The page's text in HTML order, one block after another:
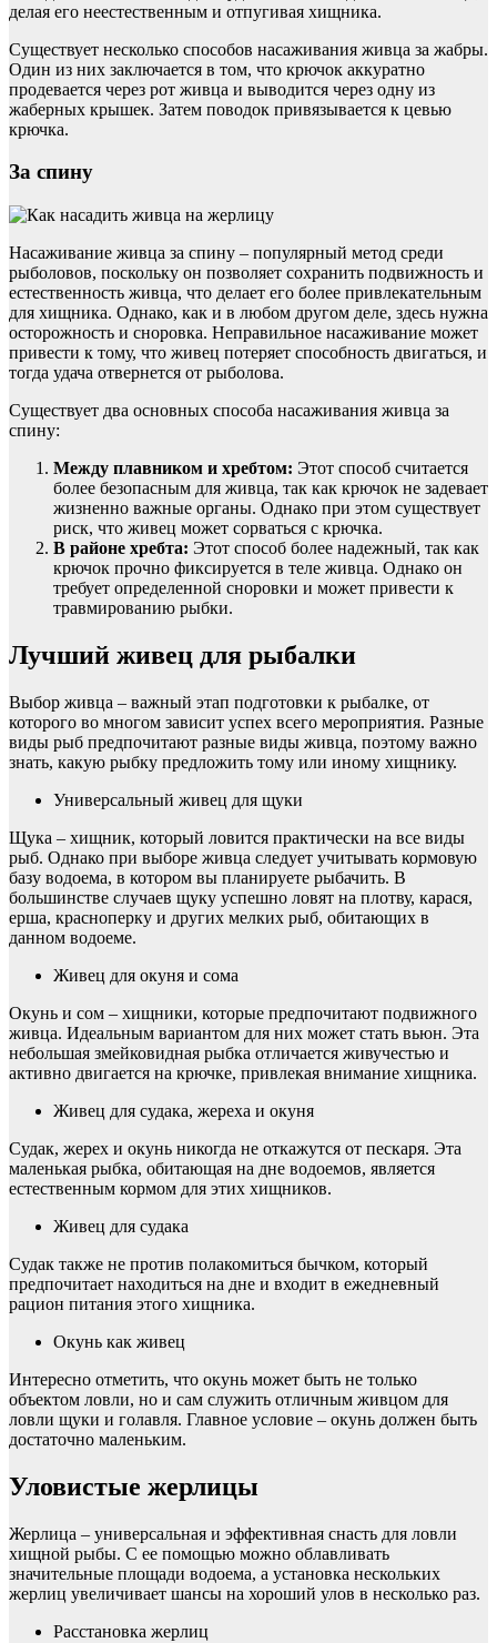
делая его неестественным и отпугивая хищника.
Существует несколько способов насаживания живца за жабры.
Один из них заключается в том, что крючок аккуратно
продевается через рот живца и выводится через одну из
жаберных крышек. Затем поводок привязывается к цевью
крючка.
За спину
Насаживание живца за спину – популярный метод среди
рыболовов, поскольку он позволяет сохранить подвижность и
естественность живца, что делает его более привлекательным
для хищника. Однако, как и в любом другом деле, здесь нужна
осторожность и сноровка. Неправильное насаживание может
привести к тому, что живец потеряет способность двигаться, и
тогда удача отвернется от рыболова.
Существует два основных способа насаживания живца за
спину:
Между плавником и хребтом: Этот способ считается
более безопасным для живца, так как крючок не задевает
жизненно важные органы. Однако при этом существует
риск, что живец может сорваться с крючка.
В районе хребта: Этот способ более надежный, так как
крючок прочно фиксируется в теле живца. Однако он
требует определенной сноровки и может привести к
травмированию рыбки.
Лучший живец для рыбалки
Выбор живца – важный этап подготовки к рыбалке, от
которого во многом зависит успех всего мероприятия. Разные
виды рыб предпочитают разные виды живца, поэтому важно
знать, какую рыбку предложить тому или иному хищнику.
Универсальный живец для щуки
Щука – хищник, который ловится практически на все виды
рыб. Однако при выборе живца следует учитывать кормовую
базу водоема, в котором вы планируете рыбачить. В
большинстве случаев щуку успешно ловят на плотву, карася,
ерша, красноперку и других мелких рыб, обитающих в
данном водоеме.
Живец для окуня и сома
Окунь и сом – хищники, которые предпочитают подвижного
живца. Идеальным вариантом для них может стать вьюн. Эта
небольшая змейковидная рыбка отличается живучестью и
активно двигается на крючке, привлекая внимание хищника.
Живец для судака, жереха и окуня
Судак, жерех и окунь никогда не откажутся от пескаря. Эта
маленькая рыбка, обитающая на дне водоемов, является
естественным кормом для этих хищников.
Живец для судака
Судак также не против полакомиться бычком, который
предпочитает находиться на дне и входит в ежедневный
рацион питания этого хищника.
Окунь как живец
Интересно отметить, что окунь может быть не только
объектом ловли, но и сам служить отличным живцом для
ловли щуки и голавля. Главное условие – окунь должен быть
достаточно маленьким.
Уловистые жерлицы
Жерлица – универсальная и эффективная снасть для ловли
хищной рыбы. С ее помощью можно облавливать
значительные площади водоема, а установка нескольких
жерлиц увеличивает шансы на хороший улов в несколько раз.
Расстановка жерлиц